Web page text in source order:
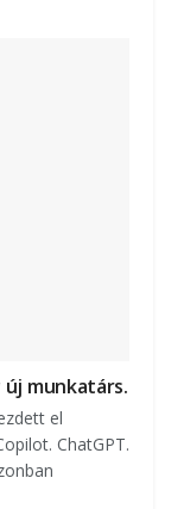
új munkatárs.
el
ChatGPT.